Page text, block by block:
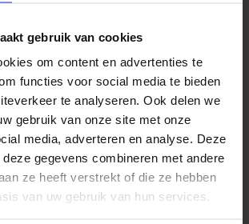
gebruik van cookies
om content en advertenties te
functies voor social media te bieden
te analyseren. Ook delen we
gebruik van onze site met onze
media, adverteren en analyse. Deze
gegevens combineren met andere
ze heeft verstrekt of die ze hebben
van uw gebruik van hun services.
voor uw snelle renovatie
ik lekkages bij het vervangen van
Gebruik altijd nieuwe rubberen
wat teflontape op de
Draai de onderdelen stevig vast,
Te hard aandraaien kan de
heen verven voor een nieuwe
bestaat speciale tegelverf die zeer